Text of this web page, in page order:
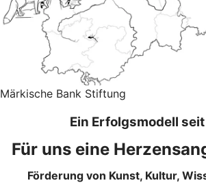
Märkische Bank Stiftung
Ein Erfolgsmodell
Für uns eine
Förderung von Kunst, Kultur,